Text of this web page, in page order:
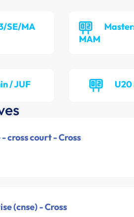
SE/MA
MAM
/ JUF U20
cross court - Cross
(cnse) - Cross